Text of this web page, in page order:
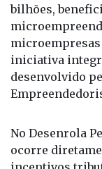
renegociar
podem chegar
em maio, o
Negócios já
bilhões,
iniciativa
desenvolvido